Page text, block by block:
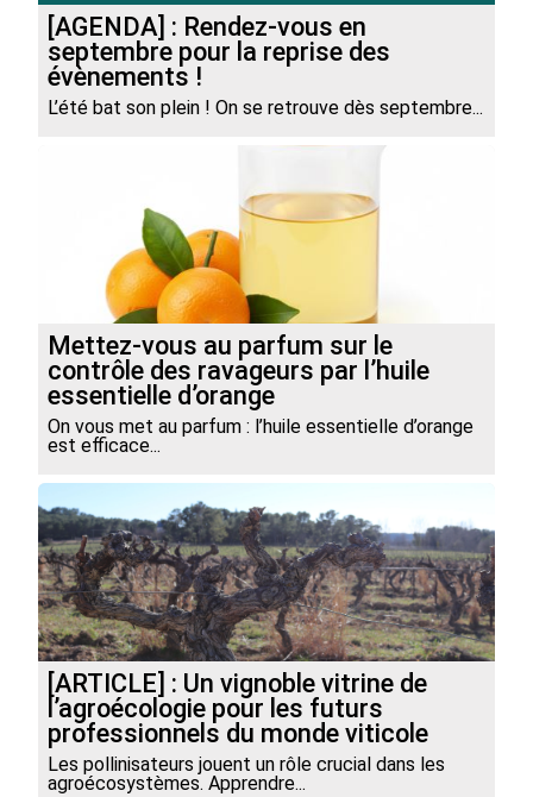
[AGENDA] : Rendez-vous en
septembre pour la reprise des
évènements !
L’été bat son plein ! On se retrouve dès septembre...
Mettez-vous au parfum sur le
contrôle des ravageurs par l’huile
essentielle d’orange
On vous met au parfum : l’huile essentielle d’orange
est efficace...
[ARTICLE] : Un vignoble vitrine de
l’agroécologie pour les futurs
professionnels du monde viticole
Les pollinisateurs jouent un rôle crucial dans les
agroécosystèmes. Apprendre...